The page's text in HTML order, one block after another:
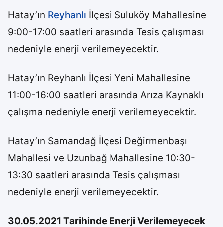
Hatay’ın Reyhanlı İlçesi Suluköy Mahallesine
9:00-17:00 saatleri arasında Tesis çalışması
nedeniyle enerji verilemeyecektir.
Hatay’ın Reyhanlı İlçesi Yeni Mahallesine
11:00-16:00 saatleri arasında Arıza Kaynaklı
çalışma nedeniyle enerji verilemeyecektir.
Hatay’ın Samandağ İlçesi Değirmenbaşı
Mahallesi ve Uzunbağ Mahallesine 10:30-
13:30 saatleri arasında Tesis çalışması
nedeniyle enerji verilemeyecektir.
30.05.2021 Tarihinde Enerji Verilemeyecek